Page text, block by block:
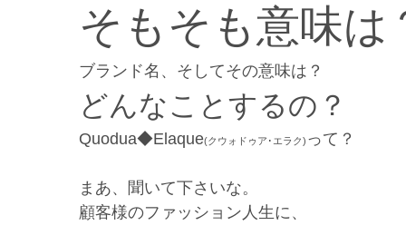
そもそも意味は
ブランド名、そしてその意味は？
どんなことするの？
Quodua◆Elaque(クウォドゥア･エラク) って？
まあ、聞いて下さいな。
顧客様のファッション人生に、